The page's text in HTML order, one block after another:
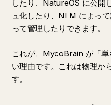
したり、NatureOS に公開
ュ化したり、NLM によっ
って管理したりできます。
これが、MycoBrain が「
い理由です。これは物理か
す。